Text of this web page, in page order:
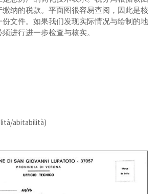
纳的税款。平面图很容易查阅，因此是核
文件。如果我们发现实际情况与绘制的地
进行进一步检查与核实。
abitabilità)